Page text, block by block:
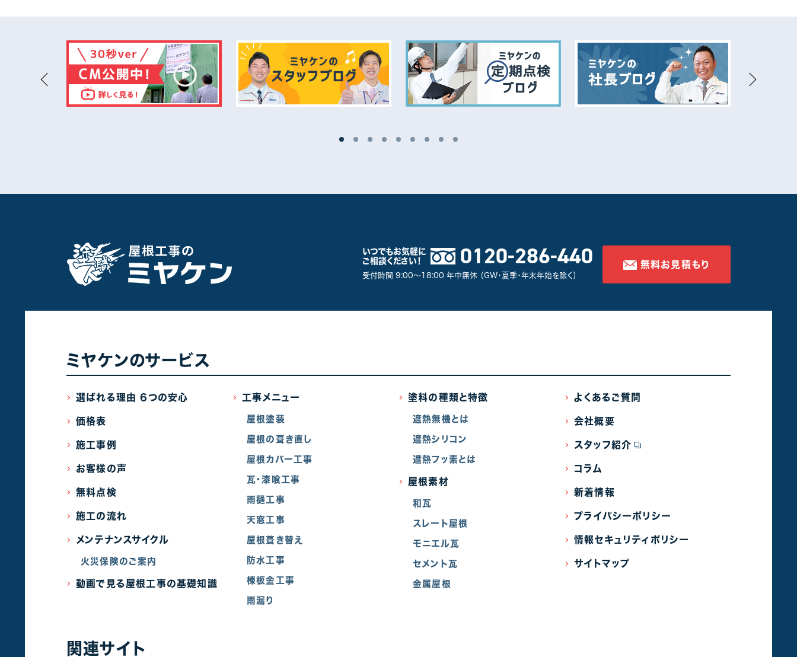
いつでもお気軽に
ご相談ください！
0120-286-440
受付時間 9:00～18:00 年中無休 （GW・夏季・年末年始を除く）
無料お見積もり
ミヤケンのサービス
選ばれる理由 6つの安心
価格表
施工事例
お客様の声
無料点検
施工の流れ
メンテナンスサイクル
火災保険のご案内
動画で見る屋根工事の基礎知識
工事メニュー
屋根塗装
屋根の葺き直し
屋根カバー工事
瓦・漆喰工事
雨樋工事
天窓工事
屋根葺き替え
防水工事
棟板金工事
雨漏り
塗料の種類と特徴
遮熱無機とは
遮熱シリコン
遮熱フッ素とは
屋根素材
和瓦
スレート屋根
モニエル瓦
セメント瓦
金属屋根
よくあるご質問
会社概要
スタッフ紹介
コラム
新着情報
プライバシーポリシー
情報セキュリティポリシー
サイトマップ
関連サイト